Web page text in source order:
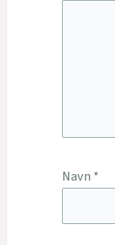
Navn *